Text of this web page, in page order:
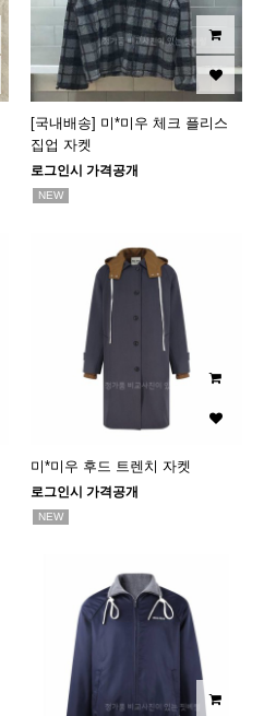
[국내배송] 미*미우 체크 플리스
집업 자켓
로그인시 가격공개
NEW
미*미우 후드 트렌치 자켓
로그인시 가격공개
NEW